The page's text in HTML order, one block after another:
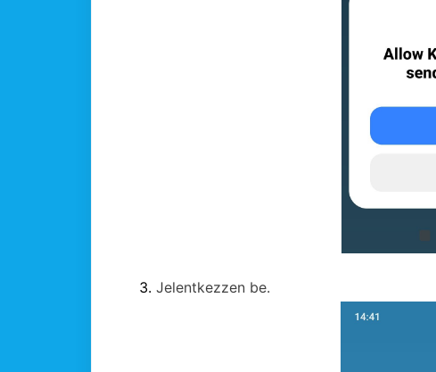
Jelentkezzen be.